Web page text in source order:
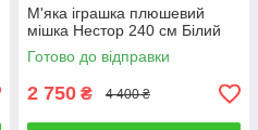
М'яка іграшка плюшевий
мішка Нестор 240 см Білий
Готово до відправки
2 750 ₴ 4 400 ₴